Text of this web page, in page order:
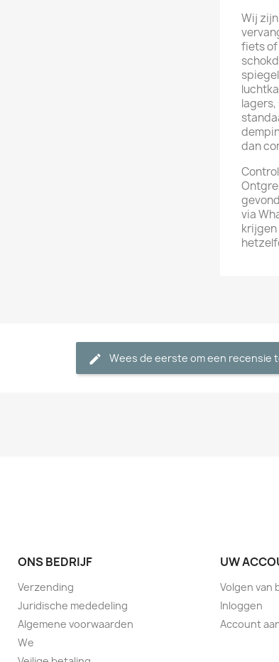
Wij
fiets of
dan
via
krijgen
Wees de eerste om een recensie
ONS BEDRIJF
Verzending
Juridische mededeling
Algemene voorwaarden
We
UW
Volgen van
Inloggen
Account